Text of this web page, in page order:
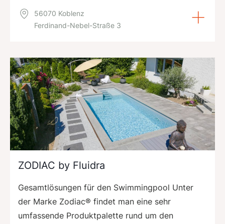
56070 Koblenz
Ferdinand-Nebel-Straße 3
ZODIAC by Fluidra
Gesamtlösungen für den Swimmingpool Unter
der Marke Zodiac® findet man eine sehr
umfassende Produktpalette rund um den